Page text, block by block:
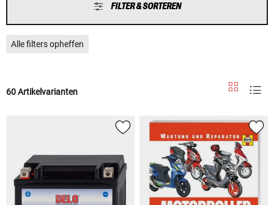
FILTER & SORTEREN
Alle filters opheffen
60 Artikelvarianten